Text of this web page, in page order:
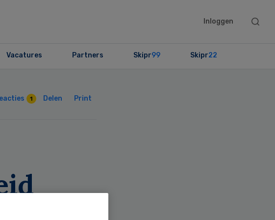
Inloggen
Search
Vacatures Partners Skipr99 Skipr22
1 Delen Print
in